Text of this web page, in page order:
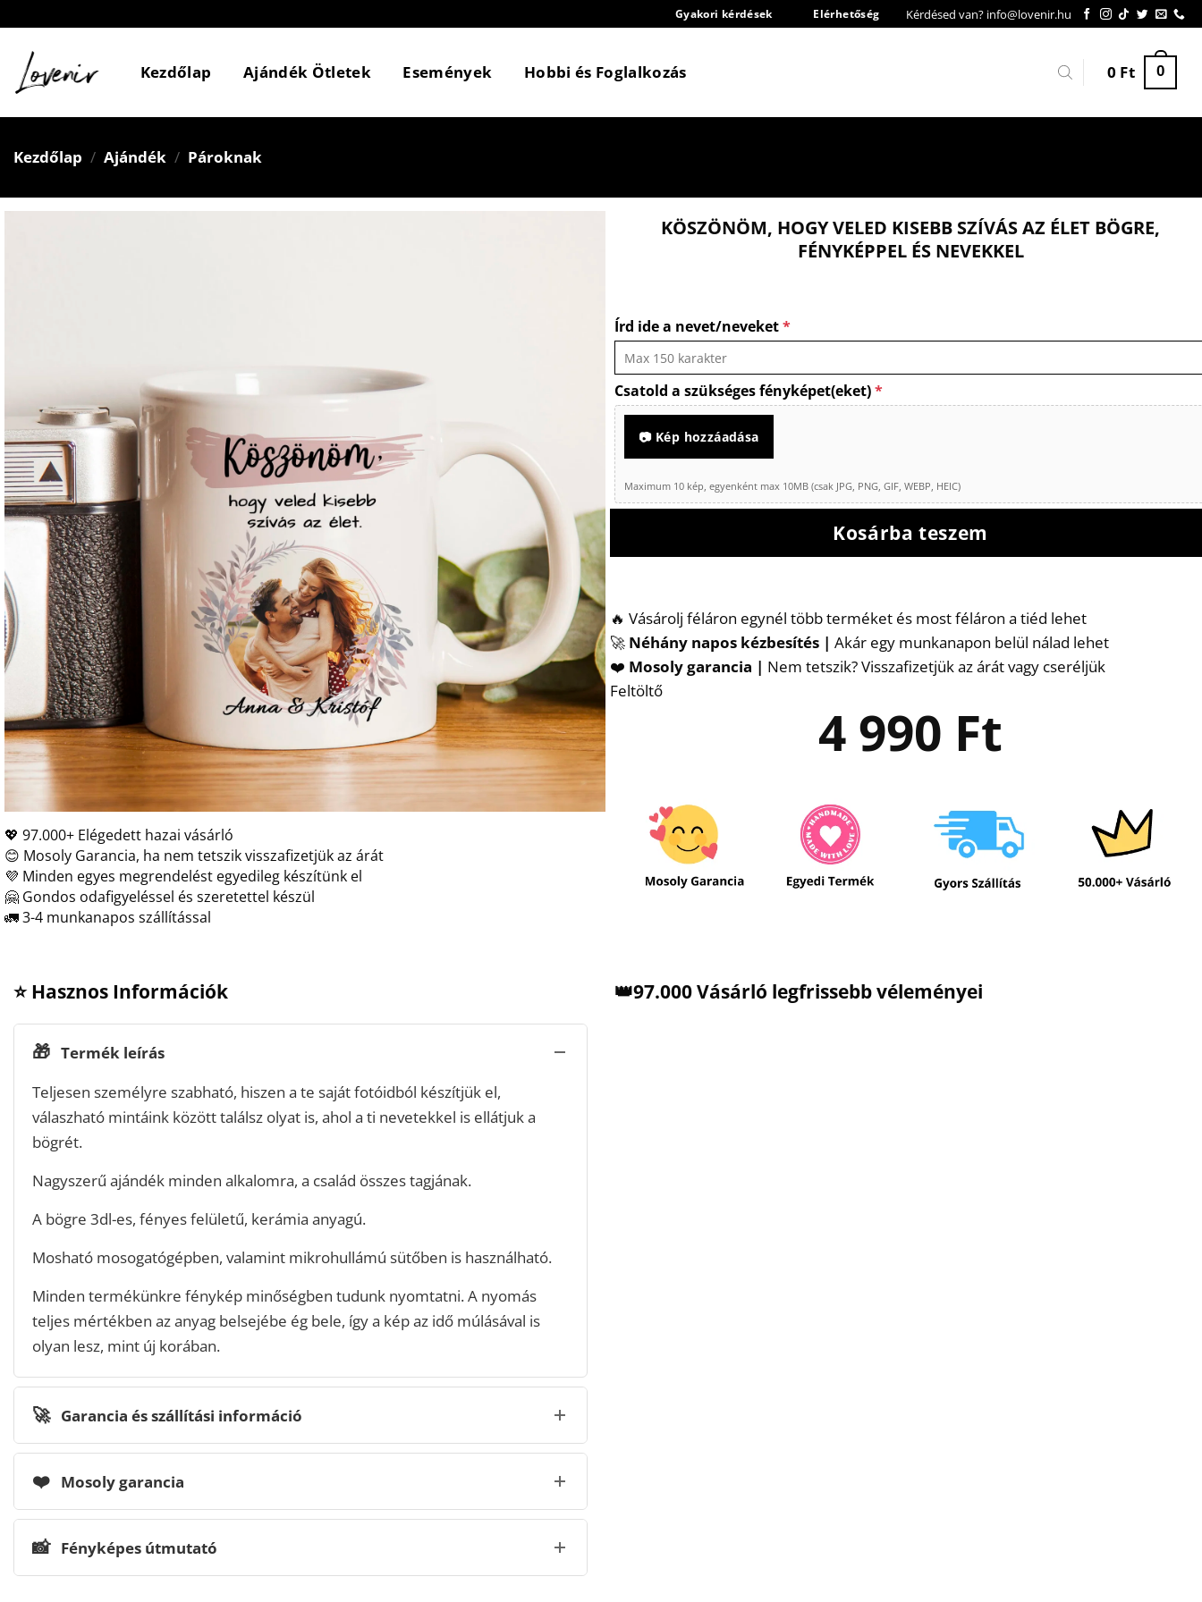
content
Gyakori kérdések Elérhetőség Kérdésed van? info@lovenir.hu
Kezdőlap Ajándék Ötletek Események Hobbi és Foglalkozás 0 Ft 0
Kezdőlap / Ajándék / Pároknak
💖 97.000+ Elégedett hazai vásárló
😊 Mosoly Garancia, ha nem tetszik visszafizetjük az árát
💜 Minden egyes megrendelést egyedileg készítünk el
🤗 Gondos odafigyeléssel és szeretettel készül
🚛 3-4 munkanapos szállítással
KÖSZÖNÖM, HOGY VELED KISEBB SZÍVÁS AZ ÉLET BÖGRE,
FÉNYKÉPPEL ÉS NEVEKKEL
Írd ide a nevet/neveket*
Csatold a szükséges fényképet(eket)*
📷 Kép hozzáadása
Maximum 10 kép, egyenként max 10MB (csak JPG, PNG, GIF, WEBP, HEIC)
Kosárba teszem
🔥 Vásárolj féláron egynél több terméket és most féláron a tiéd lehet
🚀 Néhány napos kézbesítés | Akár egy munkanapon belül nálad lehet
❤️ Mosoly garancia | Nem tetszik? Visszafizetjük az árát vagy cseréljük
Feltöltő
4 990 Ft
⭐ Hasznos Információk
🎁 Termék leírás
Teljesen személyre szabható, hiszen a te saját fotóidból készítjük el,
válaszható mintáink között találsz olyat is, ahol a ti nevetekkel is ellátjuk a
bögrét.
Nagyszerű ajándék minden alkalomra, a család összes tagjának.
A bögre 3dl-es, fényes felületű, kerámia anyagú.
Mosható mosogatógépben, valamint mikrohullámú sütőben is használható.
Minden termékünkre fénykép minőségben tudunk nyomtatni. A nyomás
teljes mértékben az anyag belsejébe ég bele, így a kép az idő múlásával is
olyan lesz, mint új korában.
🚀 Garancia és szállítási információ
❤️ Mosoly garancia
📸 Fényképes útmutató
👑97.000 Vásárló legfrissebb véleményei